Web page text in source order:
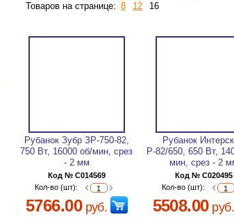
Товаров на странице: 8 12 16
Рубанок Зубр ЗР-750-82,
750 Вт, 16000 об/мин, срез
- 2 мм
Код № C014569
Кол-во (шт):
5766.00руб.
Рубанок
Р-82/650, 650 Вт,
мин, срез - 2
Код № C020495
Кол-во (шт):
5508.00руб.